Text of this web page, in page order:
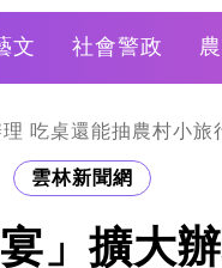
文 社會警政
吃桌還能抽農村小旅
雲林新聞網
」擴大